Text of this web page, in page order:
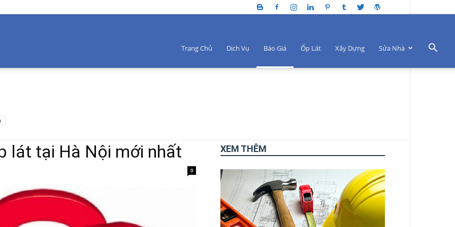
Trang Chủ Dịch Vụ Báo Giá Ốp Lát Xây Dựng Sửa Nhà
lát tại Hà Nội mới nhất
0
XEM THÊM